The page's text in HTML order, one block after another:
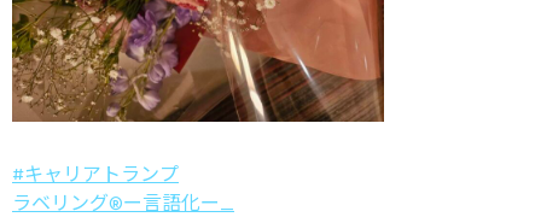
#キャリアトランプ
ラベリング®ー言語化ー_